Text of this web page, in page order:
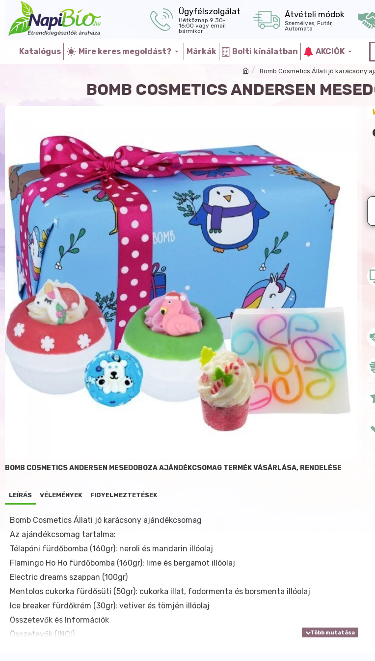
Ügyfélszolgálat
Hétköznap 9:30-
16:00 vagy email
bármikor
Átvételi módok
Személyes, Futár,
Automata
Katalógus Mire keres megoldást? Márkák Bolti kínálatban AKCIÓK
Bomb Cosmetics Állati jó karácsony
BOMB COSMETICS ANDERSEN
BOMB COSMETICS ANDERSEN MESEDOBOZA AJÁNDÉKCSOMAG TERMÉK VÁSÁRLÁSA, RENDELÉSE
LEÍRÁS VÉLEMÉNYEK FIGYELMEZTETÉSEK
Bomb Cosmetics Állati jó karácsony ajándékcsomag
Az ajándékcsomag tartalma:
Télapóni fürdőbomba (160gr): neroli és mandarin illóolaj
Flamingo Ho Ho fürdőbomba (160gr): lime és bergamot illóolaj
Electric dreams szappan (100gr)
Mentolos cukorka fürdősüti (50gr): cukorka illat, fodormenta és borsmenta illóolaj
Ice breaker fürdőkrém (30gr): vetiver és tömjén illóolaj
Összetevők és Információk
Összetevők (INCI)